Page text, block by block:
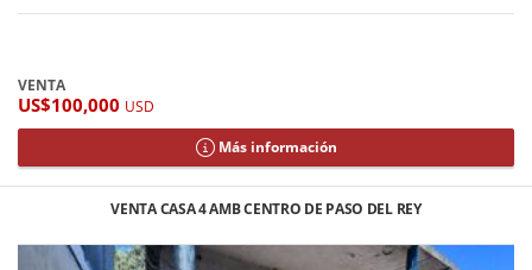
VENTA
US$100,000 USD
Más información
VENTA CASA 4 AMB CENTRO DE PASO DEL REY